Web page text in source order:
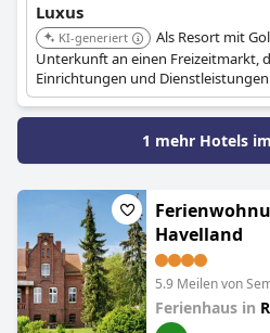
Luxus
KI-generiert
Als Resort mit
Unterkunft an einen Freizeitmarkt,
Einrichtungen und
luxuriöse Option für Gäste, die an
Annehmlichkeiten interessiert sind.
1 mehr Hotels
Havelland
5.9 Meilen von
Ferienhaus in